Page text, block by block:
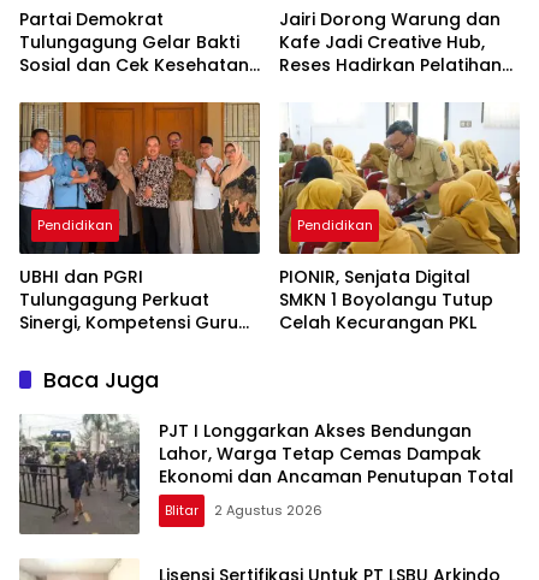
Partai Demokrat
Tulungagung Gelar Bakti
Sosial dan Cek Kesehatan
Jairi Dorong Warung dan
Kafe Jadi Creative Hub,
Reses Hadirkan Pelatihan
Pendidikan
UBHI dan PGRI
Tulungagung Perkuat
Sinergi, Kompetensi Guru
Pendidikan
PIONIR, Senjata Digital
SMKN 1 Boyolangu Tutup
Celah Kecurangan PKL
Baca Juga
PJT I Longgarkan Akses Bendungan
Lahor, Warga Tetap Cemas Dampak
Ekonomi dan Ancaman Penutupan Total
Blitar 2 Agustus 2026